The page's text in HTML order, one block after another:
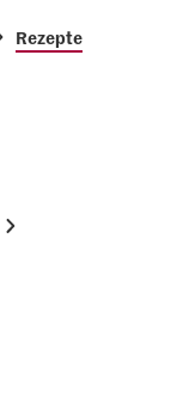
Rezepte